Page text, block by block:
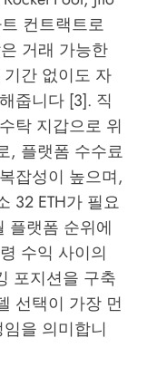
컨트랙트로
거래 가능한
간 없이도 자
줍니다 [3]. 직
탁 지갑으로 위
, 플랫폼 수수료
잡성이 높으며,
32 ETH가 필요
플랫폼 순위에
수익 사이의
포지션을 구축
선택이 가장 먼
을 의미합니